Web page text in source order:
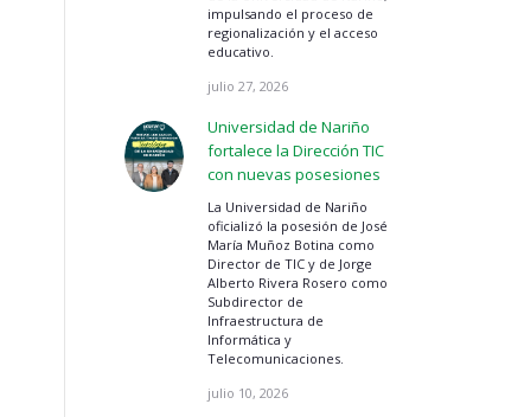
impulsando el proceso de
regionalización y el acceso
educativo.
julio 27, 2026
Universidad de Nariño
fortalece la Dirección TIC
con nuevas posesiones
La Universidad de Nariño
oficializó la posesión de José
María Muñoz Botina como
Director de TIC y de Jorge
Alberto Rivera Rosero como
Subdirector de
Infraestructura de
Informática y
Telecomunicaciones.
julio 10, 2026